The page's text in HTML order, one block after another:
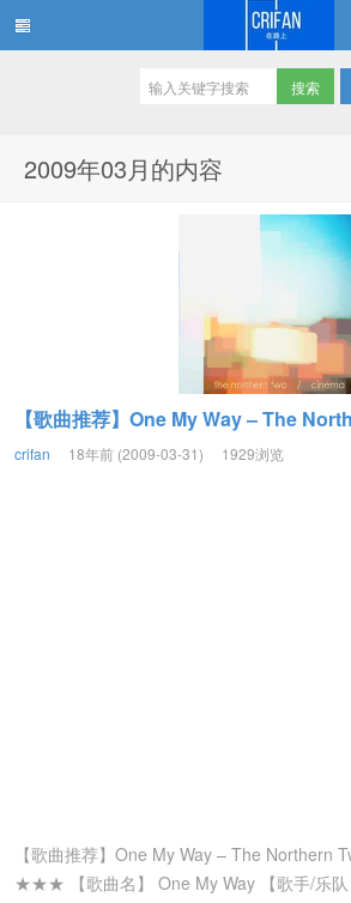
2009年03月的内容
【歌曲推荐】One My Way – The
crifan 18年前 (2009-03-31) 1929浏览
【歌曲推荐】One My Way – The Northern
★★★ 【歌曲名】 One My Way 【歌手/乐队